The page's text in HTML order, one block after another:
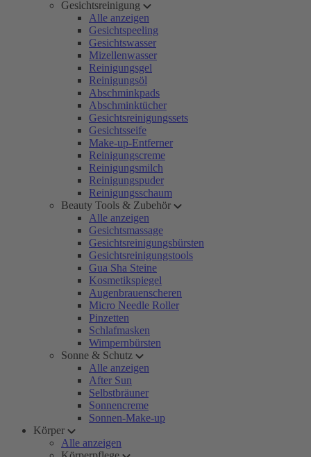
Gesichtsreinigung
Alle anzeigen
Gesichtspeeling
Gesichtswasser
Mizellenwasser
Reinigungsgel
Reinigungsöl
Abschminkpads
Abschminktücher
Gesichtsreinigungssets
Gesichtsseife
Make-up-Entferner
Reinigungscreme
Reinigungsmilch
Reinigungspuder
Reinigungsschaum
Beauty Tools & Zubehör
Alle anzeigen
Gesichtsmassage
Gesichtsreinigungsbürsten
Gesichtsreinigungstools
Gua Sha Steine
Kosmetikspiegel
Augenbrauenscheren
Micro Needle Roller
Pinzetten
Schlafmasken
Wimpernbürsten
Sonne & Schutz
Alle anzeigen
After Sun
Selbstbräuner
Sonnencreme
Sonnen-Make-up
Körper
Alle anzeigen